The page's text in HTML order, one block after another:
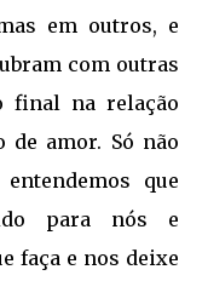
em outros, e
com outras
final na relação
de amor. Só não
que
para nós e
faça e nos deixe